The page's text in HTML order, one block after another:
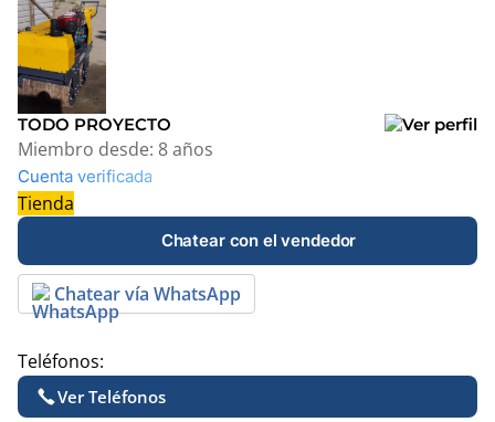
+
−
TODO PROYECTO
Miembro desde: 8 años
Cuenta verificada
Tienda
Chatear con el vendedor
Chatear vía WhatsApp
Teléfonos:
Ver Teléfonos